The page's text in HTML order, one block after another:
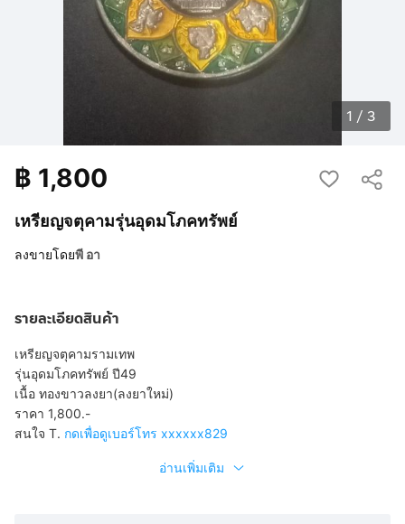
1 / 3
เหรียญจตุคามรุ่นอุดมโภคทรัพย์
฿ 1,800
ลงขายโดยพี อา
รายละเอียดสินค้า
เหรียญจตุคามรามเทพ
รุ่นอุดมโภคทรัพย์ ปี49
เนื้อ ทองขาวลงยา(ลงยาใหม่)
ราคา 1,800.-
สนใจ T. กดเพื่อดูเบอร์โทร xxxxxx829
อ่านเพิ่มเติม